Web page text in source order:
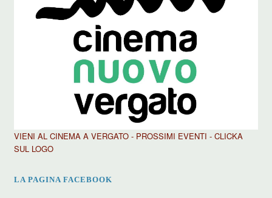
VIENI AL CINEMA A VERGATO - PROSSIMI EVENTI - CLICKA
SUL LOGO
LA PAGINA FACEBOOK